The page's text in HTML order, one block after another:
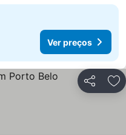
Ver preços
Partilhar